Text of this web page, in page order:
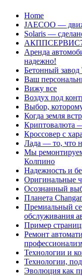
Перейти
содержанию
Home
JAECOO —
Solaris —
Аренда
надежно!
Бетонный
Ваш
Вижу все
Воздух под
Выбор,
Когда земля
Криптовалюта
Кроссовер с
Лада — то, что
Мы
Колпино
Надежность и
Оригинальные
Осознанный
Планета
Премиальный
обслуживания
Пример
Ремонт
Технологии и
Технологии,
Эволюция как